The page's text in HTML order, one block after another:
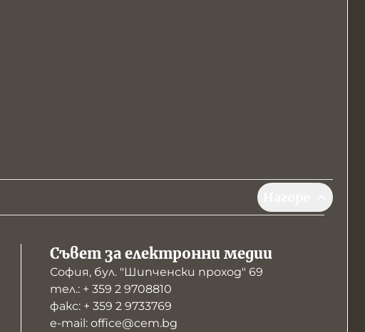
Съвет за електронни медии
София, бул. "Шипченски проход" 69
тел.: + 359 2 9708810
факс: + 359 2 9733769
е-mail: office@cem.bg